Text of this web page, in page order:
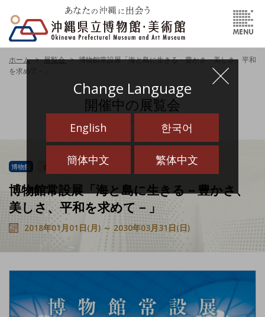
Change Language
English 한국어
簡体中文 繁体中文
ホーム 展覧会
博物館常設展「海と島に生きる－豊かさ、美しさ、平和
を求めて－」
開催中の展覧会
博物館 企画展
博物館常設展「海と島に生きる－豊かさ、
美しさ、平和を求めて－」
2018年01月01日(月) ～ 2030年03月31日(日)